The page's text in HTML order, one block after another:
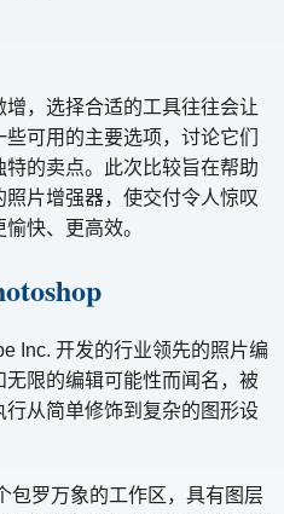
，选择合适的工具往往会让
可用的主要选项，讨论它们
的卖点。此次比较旨在帮助
片增强器，使交付令人惊叹
快、更高效。
Inc. 开发的行业领先的照片编
限的编辑可能性而闻名，被
从简单修饰到复杂的图形设
包罗万象的工作区，具有图层